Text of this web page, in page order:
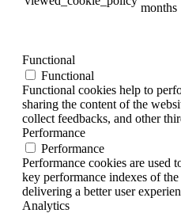
months
Functional
Functional
Functional cookies help to
sharing the content of the
collect feedbacks, and other
Performance
Performance
Performance cookies are used
key performance indexes of
delivering a better user
Analytics